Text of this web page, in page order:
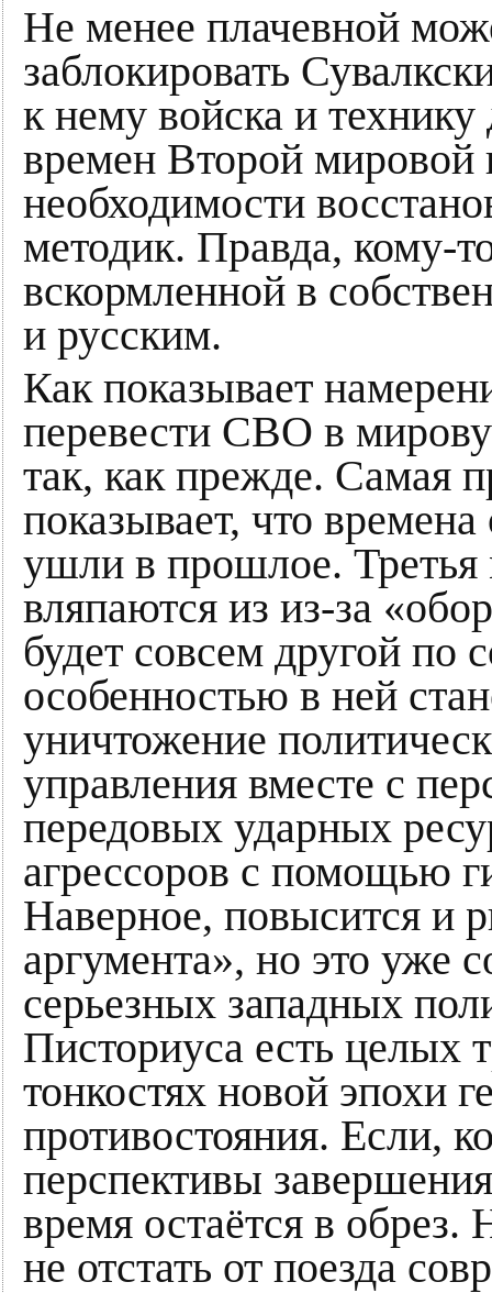
Не менее плачевной
заблокировать
к нему войска и
времен Второй мировой
необходимости
методик. Правда, кому-
вскормленной в
и русским.
Как показывает
перевести СВО в
так, как прежде. Самая
показывает, что
ушли в прошлое. Третья
вляпаются из из-за
будет совсем другой по
особенностью в ней
уничтожение
управления вместе с
передовых ударных
агрессоров с помощью
Наверное, повысится и
аргумента», но это уже
серьезных западных
Писториуса есть целых
тонкостях новой эпохи
противостояния. Если,
перспективы
время остаётся в
не отстать от поезда